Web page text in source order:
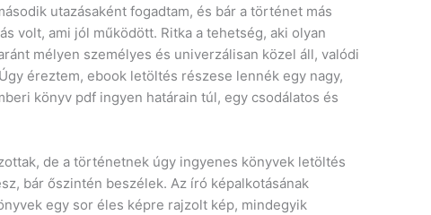
utazásaként fogadtam, és bár a történet más
volt, ami jól működött. Ritka a tehetség, aki olyan
mélyen személyes és univerzálisan közel áll, valódi
éreztem, ebook letöltés részese lennék egy nagy,
könyv pdf ingyen határain túl, egy csodálatos és
de a történetnek úgy ingyenes könyvek letöltés
bár őszintén beszélek. Az író képalkotásának
egy sor éles képre rajzolt kép, mindegyik